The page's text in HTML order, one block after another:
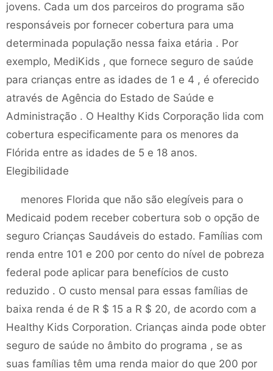
jovens. Cada um dos parceiros do programa são
responsáveis ​​por fornecer cobertura para uma
determinada população nessa faixa etária . Por
exemplo, MediKids , que fornece seguro de saúde
para crianças entre as idades de 1 e 4 , é oferecido
através de Agência do Estado de Saúde e
Administração . O Healthy Kids Corporação lida com
cobertura especificamente para os menores da
Flórida entre as idades de 5 e 18 anos.
Elegibilidade
menores Florida que não são elegíveis para o
Medicaid podem receber cobertura sob o opção de
seguro Crianças Saudáveis ​​do estado. Famílias com
renda entre 101 e 200 por cento do nível de pobreza
federal pode aplicar para benefícios de custo
reduzido . O custo mensal para essas famílias de
baixa renda é de R $ 15 a R $ 20, de acordo com a
Healthy Kids Corporation. Crianças ainda pode obter
seguro de saúde no âmbito do programa , se as
suas famílias têm uma renda maior do que 200 por